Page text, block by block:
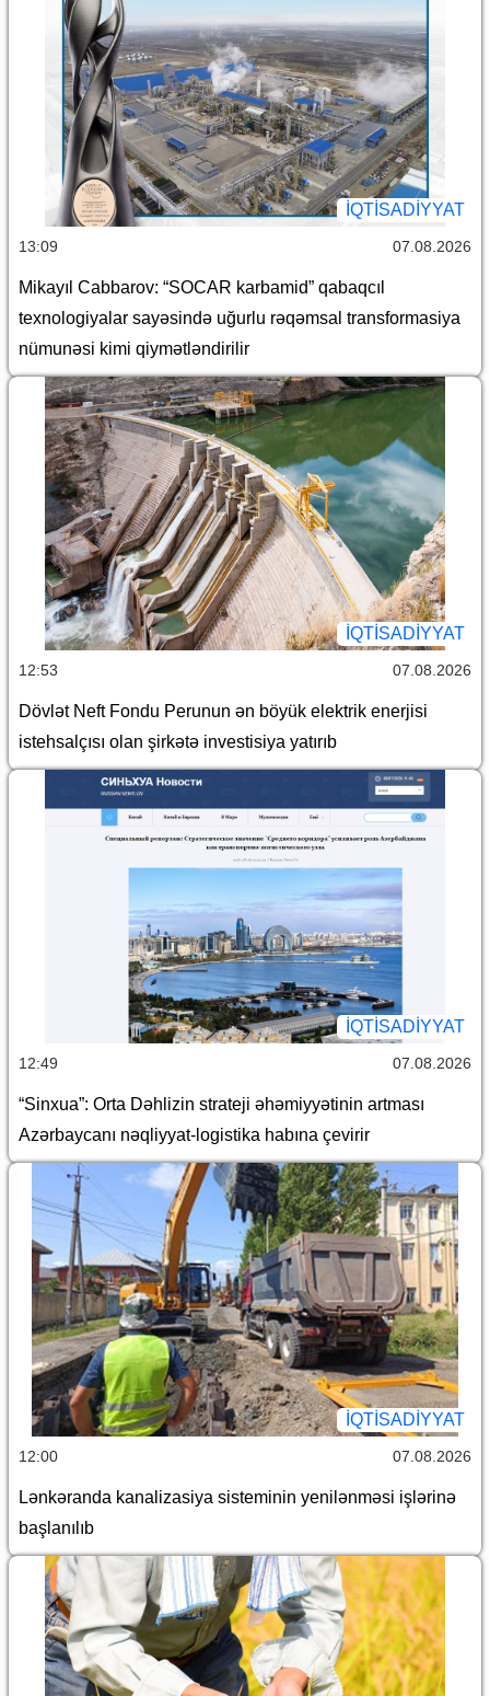
İQTİSADİYYAT
13:09 07.08.2026
Mikayıl Cabbarov: “SOCAR karbamid” qabaqcıl
texnologiyalar sayəsində uğurlu rəqəmsal transformasiya
nümunəsi kimi qiymətləndirilir
İQTİSADİYYAT
12:53 07.08.2026
Dövlət Neft Fondu Perunun ən böyük elektrik enerjisi
istehsalçısı olan şirkətə investisiya yatırıb
İQTİSADİYYAT
12:49 07.08.2026
“Sinxua”: Orta Dəhlizin strateji əhəmiyyətinin artması
Azərbaycanı nəqliyyat-logistika habına çevirir
İQTİSADİYYAT
12:00 07.08.2026
Lənkəranda kanalizasiya sisteminin yenilənməsi işlərinə
başlanılıb